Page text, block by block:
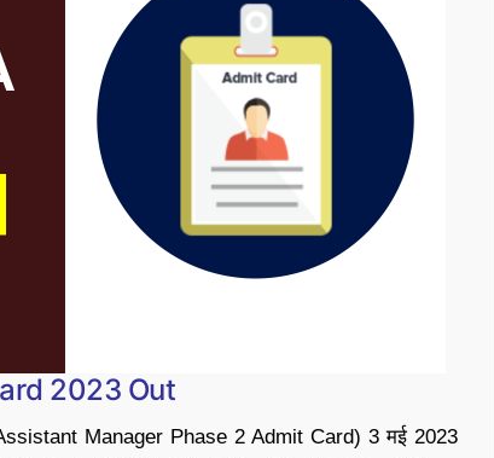
2023 Out
Manager Phase 2 Admit Card) 3 मई 2023